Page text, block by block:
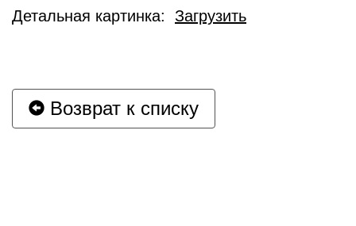
Детальная картинка: Загрузить
Возврат к списку